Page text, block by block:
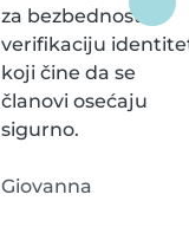
za bezbednost i
verifikaciju
koji čine da se
članovi osećaju
sigurno.
Giovanna